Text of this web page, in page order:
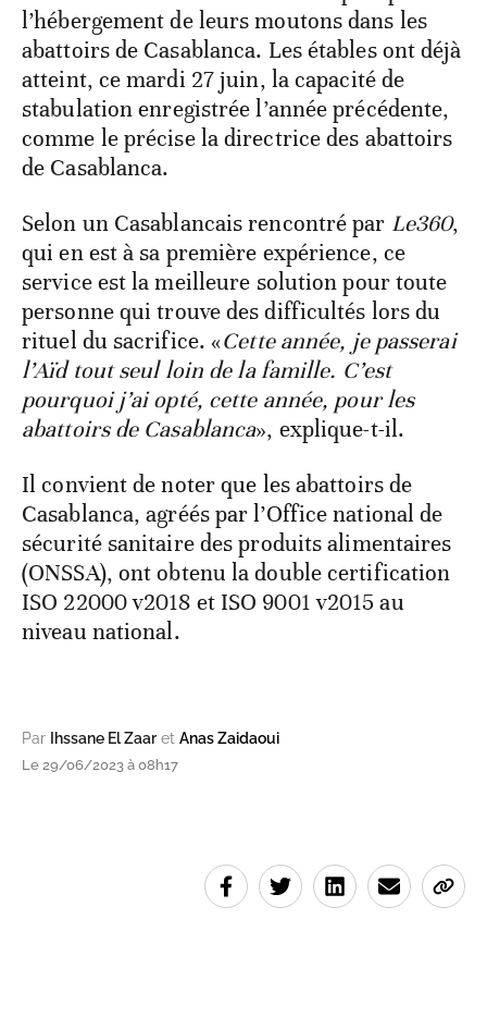
l’hébergement de leurs moutons dans les
abattoirs de Casablanca. Les étables ont déjà
atteint, ce mardi 27 juin, la capacité de
stabulation enregistrée l’année précédente,
comme le précise la directrice des abattoirs
de Casablanca.
Selon un Casablancais rencontré par Le360,
qui en est à sa première expérience, ce
service est la meilleure solution pour toute
personne qui trouve des difficultés lors du
rituel du sacrifice. «Cette année, je passerai
l’Aïd tout seul loin de la famille. C’est
pourquoi j’ai opté, cette année, pour les
abattoirs de Casablanca», explique-t-il.
Il convient de noter que les abattoirs de
Casablanca, agréés par l’Office national de
sécurité sanitaire des produits alimentaires
(ONSSA), ont obtenu la double certification
ISO 22000 v2018 et ISO 9001 v2015 au
niveau national.
Par Ihssane El Zaar et Anas Zaidaoui
Le 29/06/2023 à 08h17